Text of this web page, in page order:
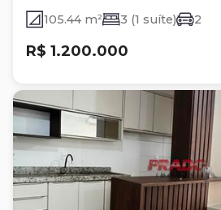
105.44 m² 3 (1 suíte) 2
R$ 1.200.000